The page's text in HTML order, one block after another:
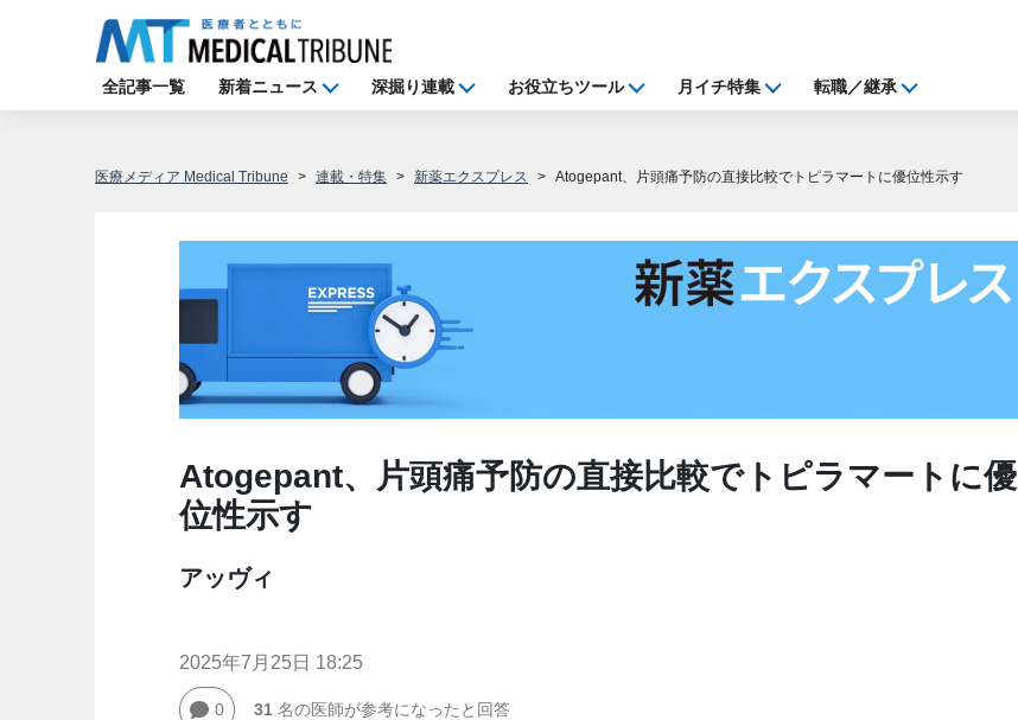
全記事一覧 新着ニュース 深掘り連載 お役立ちツール 月イチ特集 転職／継承
医療メディア Medical Tribune 連載・特集 新薬エクスプレス Atogepant、片頭痛予防の直接比較でトピラマートに優位性示す
Atogepant、片頭痛予防の直接比較でトピラマートに優
位性示す
アッヴィ
2025年7月25日 18:25
0 31 名の医師が参考になったと回答